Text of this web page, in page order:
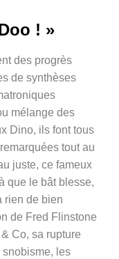
! »
des progrès
de synthèses
mélange des
Dino, ils font tous
tout au
juste, ce fameux
que le bât blesse,
rien de bien
de Fred Flinstone
Co, sa rupture
les